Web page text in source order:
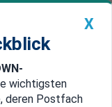
Premium
China
X
wichtigsten
deren Postfach